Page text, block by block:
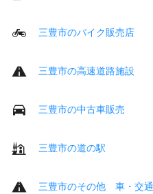
三豊市のバイク販売店
三豊市の高速道路施設
三豊市の中古車販売
三豊市の道の駅
三豊市のその他 車・交通